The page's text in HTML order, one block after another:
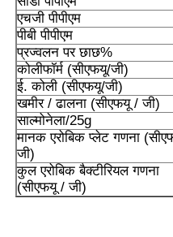
एमएसएम हेयर पाउडर
एमएसएम कार्बनिक सल्फर
शुद्ध एमएसएम क्रिस्टल
एचजी पीपीएम
पीबी पीपीएम
प्रज्वलन पर छाछ%
कोलीफॉर्म (सीएफयू/जी)
ई. कोली (सीएफयू/जी)
खमीर / ढालना (सीएफयू / जी)
साल्मोनेला/25g
मानक एरोबिक प्लेट गणना
जी)
कुल एरोबिक बैक्टीरियल गणना
(सीएफयू / जी)